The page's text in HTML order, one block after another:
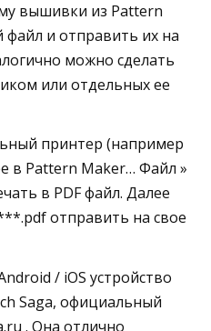
вышивки из Pattern
файл и отправить их на
можно сделать
или отдельных ее
принтер (например
в Pattern Maker… Файл »
в PDF файл. Далее
отправить на свое
/ iOS устройство
Saga, официальный
. Она отлично